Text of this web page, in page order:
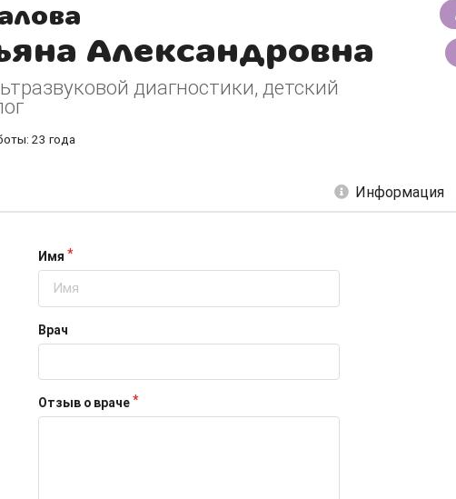
Александровна
диагностики, детский
23 года
Информация
Имя
Врач
Отзыв о враче